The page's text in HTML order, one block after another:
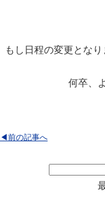
もし日程の変更とな
何卒、
◀前の記事へ